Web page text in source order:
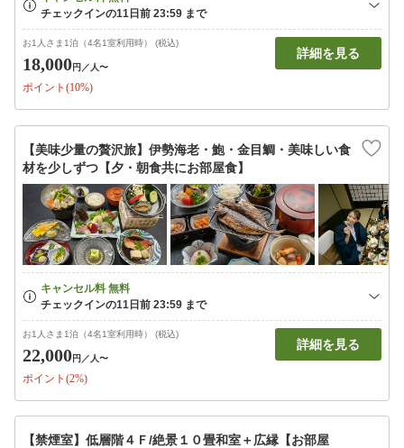
お1人さま1泊（4名1室利用時） (税込)
18,000円 ／人〜
ポイント(10%)
詳細を見る
【美味少量の贅沢旅】伊勢海老・鮑・金目鯛・美味しい食
材を少しずつ【夕・朝食共にお部屋食】
お1人さま1泊（4名1室利用時） (税込)
22,000円 ／人〜
ポイント(2%)
詳細を見る
【禁煙室】低層階４Ｆ/絶景１０畳和室＋広縁【お部屋